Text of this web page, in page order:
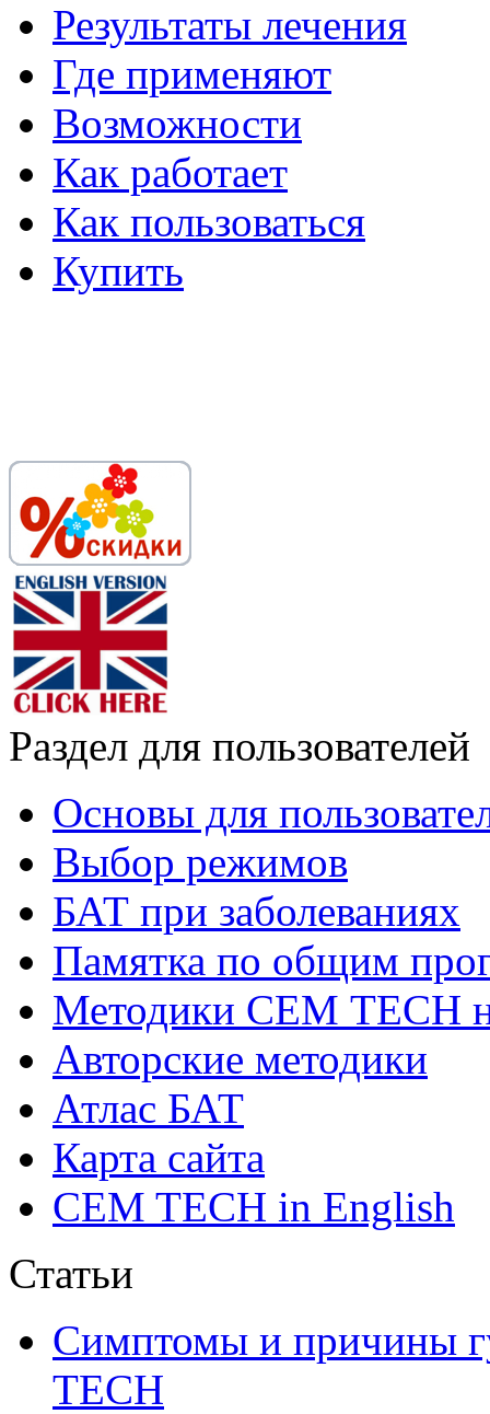
Результаты лечения
Где применяют
Возможности
Как работает
Как пользоваться
Купить
Раздел для пользователей
Основы для
Выбор режимов
БАТ при заболеваниях
Памятка по общим
Методики СЕМ ТЕСН
Авторские методики
Атлас БАТ
Карта сайта
CEM TECH in English
Статьи
Симптомы и причины
ТЕСН